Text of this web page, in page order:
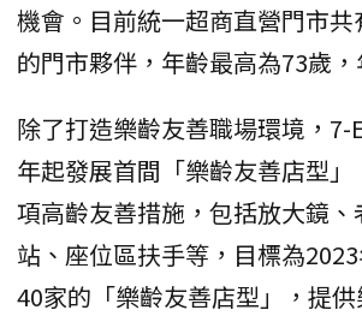
機會。目前統一超商直營門市
的門市夥伴，年齡最高為73歲，
除了打造樂齡友善職場環境，7-
年起發展首間「樂齡友善店型
項高齡友善措施，包括放大鏡
站、座位區扶手等，目標為
40家的「樂齡友善店型」，提